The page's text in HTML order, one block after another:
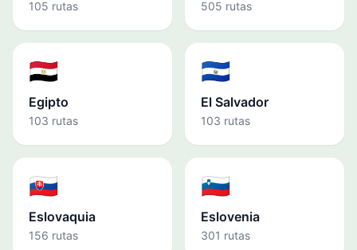
105 rutas 505 rutas
🇪🇬
Egipto
103 rutas
🇸🇻
El Salvador
103 rutas
🇸🇰
Eslovaquia
156 rutas
🇸🇮
Eslovenia
301 rutas